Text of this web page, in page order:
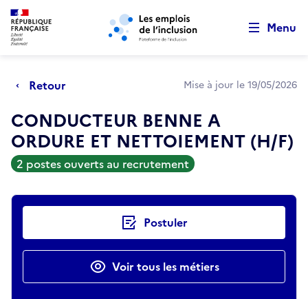
Aller au menu principal Aller au contenu principal
Menu
Retour Mise à jour le 19/05/2026
CONDUCTEUR BENNE A
ORDURE ET NETTOIEMENT (H/F)
2 postes ouverts au recrutement
Actions rapides Postuler
Voir tous les métiers
Retour au début de la page
Panneau de gestion des cookies